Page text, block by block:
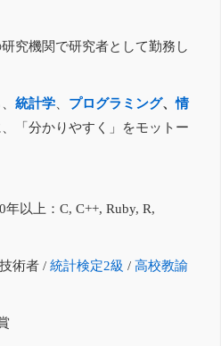
究機関で研究者として勤務し
統計学 プログラミング、情
「分かりやすく」をモットー
以上：C, C++, Ruby, R,
術者 /統計検定2級 /高校教諭